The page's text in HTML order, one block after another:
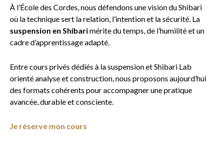
À l’École des Cordes, nous défendons une vision du Shibari
où la technique sert la relation, l’intention et la sécurité. La
suspension en Shibarimérite du temps, de l’humilité et un
cadre d’apprentissage adapté.
Entre cours privés dédiés à la suspension et Shibari Lab
orienté analyse et construction, nous proposons aujourd’hui
des formats cohérents pour accompagner une pratique
avancée, durable et consciente.
Je réserve mon cours